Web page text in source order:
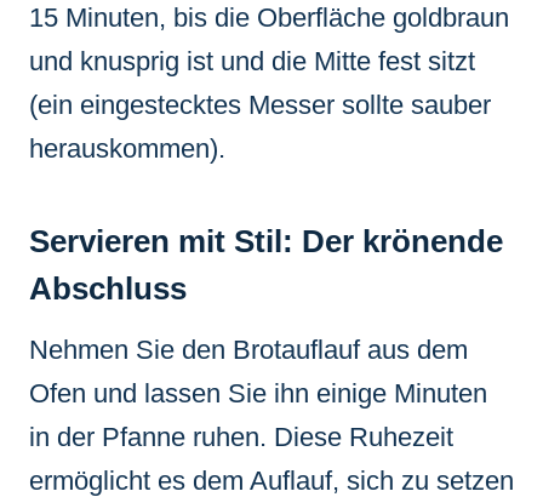
15 Minuten, bis die Oberfläche goldbraun
und knusprig ist und die Mitte fest sitzt
(ein eingestecktes Messer sollte sauber
herauskommen).
Servieren mit Stil: Der krönende
Abschluss
Nehmen Sie den Brotauflauf aus dem
Ofen und lassen Sie ihn einige Minuten
in der Pfanne ruhen. Diese Ruhezeit
ermöglicht es dem Auflauf, sich zu setzen